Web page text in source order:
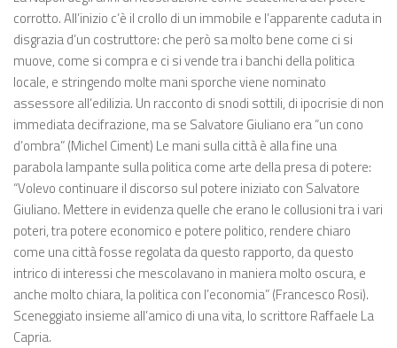
corrotto. All’inizio c’è il crollo di un immobile e l’apparente caduta in
disgrazia d’un costruttore: che però sa molto bene come ci si
muove, come si compra e ci si vende tra i banchi della politica
locale, e stringendo molte mani sporche viene nominato
assessore all’edilizia. Un racconto di snodi sottili, di ipocrisie di non
immediata decifrazione, ma se Salvatore Giuliano era “un cono
d’ombra” (Michel Ciment) Le mani sulla città è alla fine una
parabola lampante sulla politica come arte della presa di potere:
“Volevo continuare il discorso sul potere iniziato con Salvatore
Giuliano. Mettere in evidenza quelle che erano le collusioni tra i vari
poteri, tra potere economico e potere politico, rendere chiaro
come una città fosse regolata da questo rapporto, da questo
intrico di interessi che mescolavano in maniera molto oscura, e
anche molto chiara, la politica con l’economia” (Francesco Rosi).
Sceneggiato insieme all’amico di una vita, lo scrittore Raffaele La
Capria.